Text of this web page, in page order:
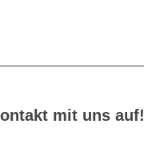
mit uns auf!